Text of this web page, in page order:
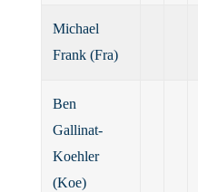
Michael
Frank (Fra)
Ben
Gallinat-
Koehler
(Koe)